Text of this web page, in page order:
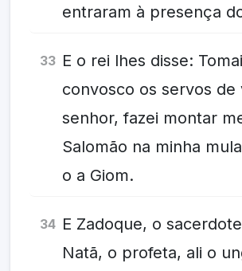
entraram à presença
33 E o rei lhes disse: Tomai
convosco os servos de
senhor, fazei montar
Salomão na minha
o a Giom.
34 E Zadoque, o
Natã, o profeta, ali o